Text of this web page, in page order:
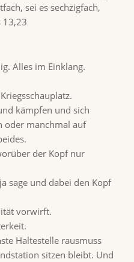
sei es sechzigfach,
13,23
Alles im Einklang.
kämpfen und sich
oder manchmal auf
der Kopf nur
sage und dabei den Kopf
vorwirft.
Haltestelle rausmuss
sitzen bleibt. Und